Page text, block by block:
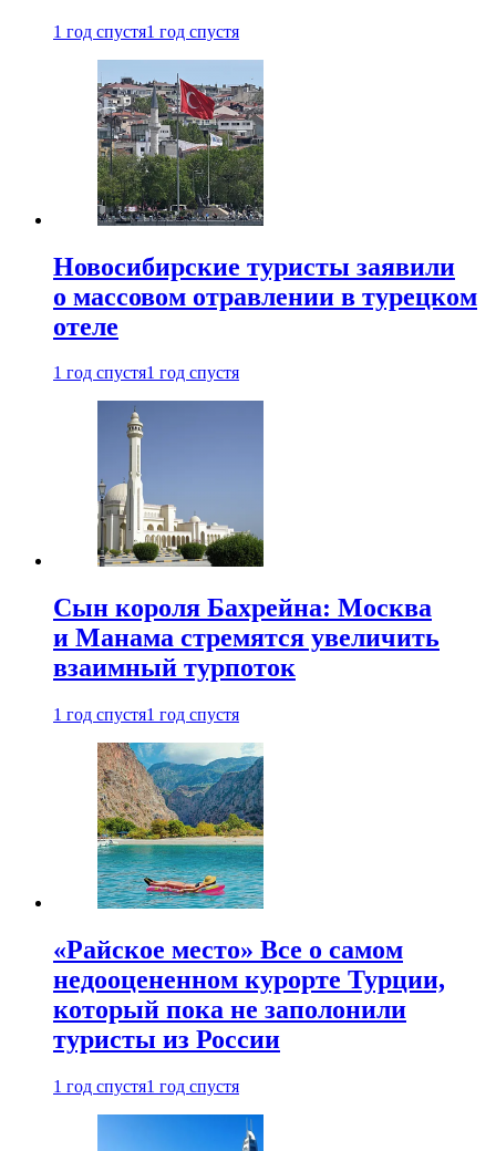
1 год спустя1 год спустя
Новосибирские туристы заявили
о массовом отравлении в турецком
отеле
1 год спустя1 год спустя
Сын короля Бахрейна: Москва
и Манама стремятся увеличить
взаимный турпоток
1 год спустя1 год спустя
«Райское место» Все о самом
недооцененном курорте Турции,
который пока не заполонили
туристы из России
1 год спустя1 год спустя